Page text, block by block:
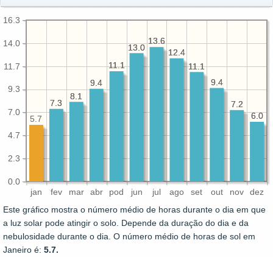
jan fev mar abr pod jun jul ago set out nov dez
0.0
2.3
4.7
7.0
9.3
11.7
14.0
16.3
6.0
7.2
9.4
11.1
12.4
13.6
13.0
11.1
9.4
8.1
7.3
6.0
7.2
9.4
11.1
12.4
13.6
13.0
11.1
9.4
8.1
7.3
5.7
Este gráfico mostra o número médio de horas durante o dia em que
a luz solar pode atingir o solo. Depende da duração do dia e da
nebulosidade durante o dia. O número médio de horas de sol em
Janeiro é: 5.7.